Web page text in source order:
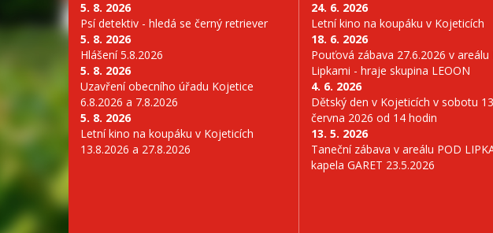
5. 8. 2026
Psí detektiv - hledá se černý retriever
5. 8. 2026
Hlášení 5.8.2026
5. 8. 2026
Uzavření obecního úřadu Kojetice
6.8.2026 a 7.8.2026
5. 8. 2026
Letní kino na koupáku v Kojeticích
13.8.2026 a 27.8.2026
24. 6. 2026
Letní kino na koupáku v Kojeticích
18. 6. 2026
Pouťová zábava 27.6.2026 v areálu
Lipkami - hraje skupina LEOON
4. 6. 2026
Dětský den v Kojeticích v sobotu
června 2026 od 14 hodin
13. 5. 2026
Taneční zábava v areálu POD
kapela GARET 23.5.2026